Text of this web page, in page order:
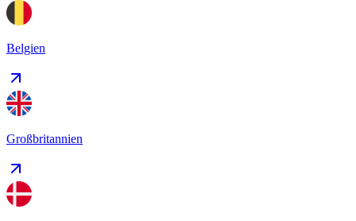
Belgien
Großbritannien